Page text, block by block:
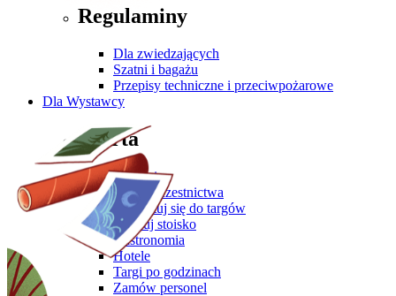
Regulaminy
Dla zwiedzających
Szatni i bagażu
Przepisy techniczne i przeciwpożarowe
Dla Wystawcy
Oferta
Zgłoś się
Oferta uczestnictwa
Przygotuj się do targów
Zbuduj stoisko
Gastronomia
Hotele
Targi po godzinach
Zamów personel